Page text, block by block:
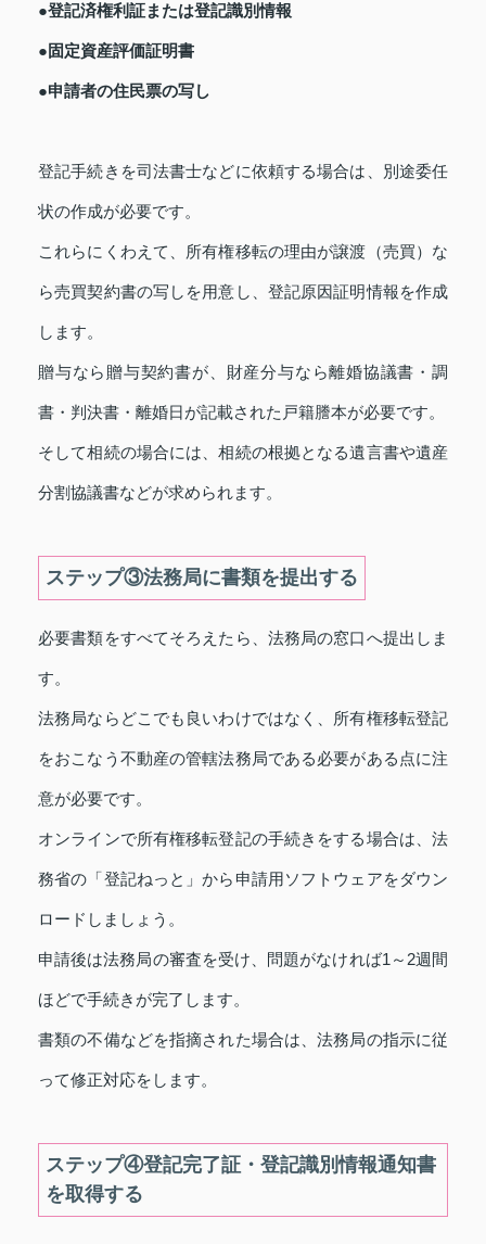
●登記済権利証または登記識別情報
●固定資産評価証明書
●申請者の住民票の写し
登記手続きを司法書士などに依頼する場合は、別途委任
状の作成が必要です。
これらにくわえて、所有権移転の理由が譲渡（売買）な
ら売買契約書の写しを用意し、登記原因証明情報を作成
します。
贈与なら贈与契約書が、財産分与なら離婚協議書・調
書・判決書・離婚日が記載された戸籍謄本が必要です。
そして相続の場合には、相続の根拠となる遺言書や遺産
分割協議書などが求められます。
ステップ③法務局に書類を提出する
必要書類をすべてそろえたら、法務局の窓口へ提出しま
す。
法務局ならどこでも良いわけではなく、所有権移転登記
をおこなう不動産の管轄法務局である必要がある点に注
意が必要です。
オンラインで所有権移転登記の手続きをする場合は、法
務省の「登記ねっと」から申請用ソフトウェアをダウン
ロードしましょう。
申請後は法務局の審査を受け、問題がなければ1～2週間
ほどで手続きが完了します。
書類の不備などを指摘された場合は、法務局の指示に従
って修正対応をします。
ステップ④登記完了証・登記識別情報通知書
を取得する